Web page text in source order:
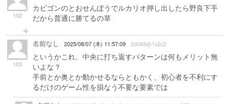
102
カビゴンのとおせんぼうでルカリオ押し出したら野良下手
だから普通に勝てるの草
103
名前なし 2025/08/07 (木) 11:57:09 2d088@1a2c2
というかこれ、中央に打ち返すパターンは何もメリット無
いよな？
手前とか奥とか動かせるならともかく、初心者を不利にす
るだけのゲーム性を損なう不要な要素では